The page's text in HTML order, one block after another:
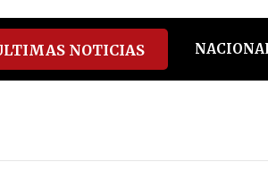
youtube
spotify
NOTICIAS